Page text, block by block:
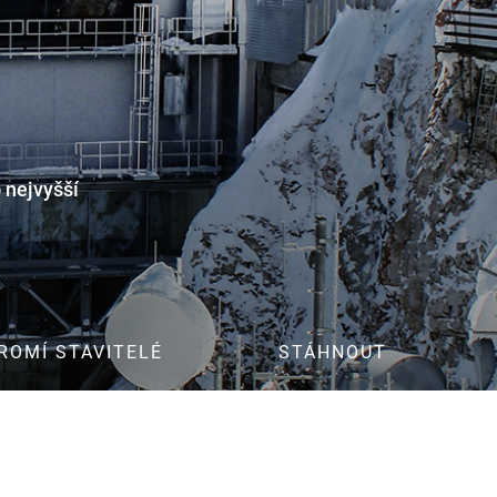
Směrnice pro
zpracování
Servisní formuláře
Prohlášení o
vlastnostech
Certifikace
VOP
STAVITELÉ STÁHNOUT
a přístup do zabezpečených oblastí